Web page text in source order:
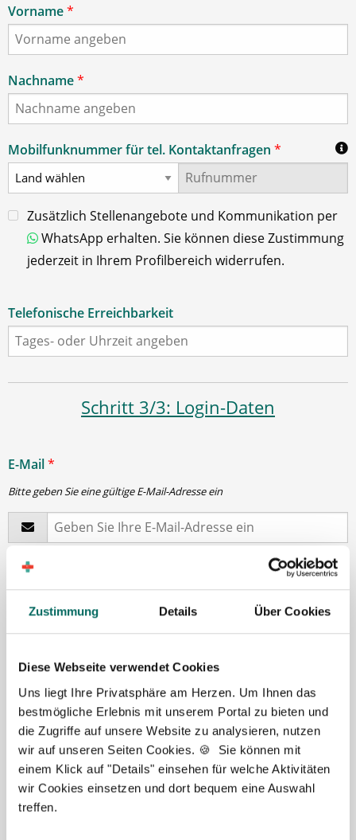
Zustimmung Details Über Cookies
Diese Webseite verwendet Cookies
Uns liegt Ihre Privatsphäre am Herzen. Um Ihnen das
bestmögliche Erlebnis mit unserem Portal zu bieten und
die Zugriffe auf unsere Website zu analysieren, nutzen
wir auf unseren Seiten Cookies. 🍪 Sie können mit
einem Klick auf "Details" einsehen für welche Aktivitäten
wir Cookies einsetzen und dort bequem eine Auswahl
treffen.
Vorname*
Nachname*
Mobilfunknummer für tel. Kontaktanfragen *
Zusätzlich Stellenangebote und Kommunikation per
WhatsApp erhalten. Sie können diese Zustimmung
jederzeit in Ihrem Profilbereich widerrufen.
Telefonische Erreichbarkeit
Schritt 3/3: Login-Daten
E-Mail*
Bitte geben Sie eine gültige E-Mail-Adresse ein
Passwort
Ihre Angaben und Dokumente sind
sicher . Niemand bis auf Sie und Ihre persönlichen
Betreuer haben Zugriff auf Ihre Daten.
Erst nach Ihrer Freigabezu einem konkreten
Stellenangebot leiten wir Ihre Daten an die von Ihnen
gewünschten Apotheken weiter.
Mit Klick auf „